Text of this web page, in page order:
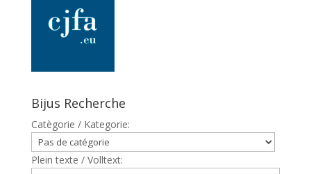
Bijus Recherche
Catègorie / Kategorie:
Plein texte / Volltext: